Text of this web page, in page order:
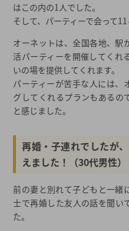
はこの内の1人でした。
そして、パーティーで会って11
オーネットは、全国各地、駅
活パーティーを開催してくれ
いの場を提供してくれます。
パーティーが苦手な人には、
グしてくれるプランもあるの
と感じました。
再婚・子連れでしたが
えました！（30代男性）
前の妻と別れて子どもと一緒
士で再婚した友人の話を聞い
た。